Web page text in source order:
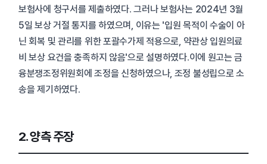
보험사에 청구서를 제출하였다. 그러나 보험사는 2024년 3월
5일 보상 거절 통지를 하였으며, 이유는 '입원 목적이 수술이 아
닌 회복 및 관리를 위한 포괄수가제 적용으로, 약관상 입원의료
비 보상 요건을 충족하지 않음'으로 설명하였다.이에 원고는 금
융분쟁조정위원회에 조정을 신청하였으나, 조정 불성립으로 소
송을 제기하였다.
2. 양측 주장